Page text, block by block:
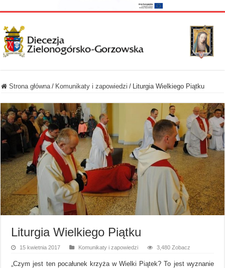
Strona główna / Komunikaty i zapowiedzi / Liturgia Wielkiego Piątku
Liturgia Wielkiego Piątku
15 kwietnia 2017 Komunikaty i zapowiedzi 3,480 Zobacz
„Czym jest ten pocałunek krzyża w Wielki Piątek? To jest wyznanie